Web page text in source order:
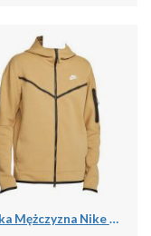
Kurtka Mężczyzna Nike Tech Fleece Full Zip beżowy